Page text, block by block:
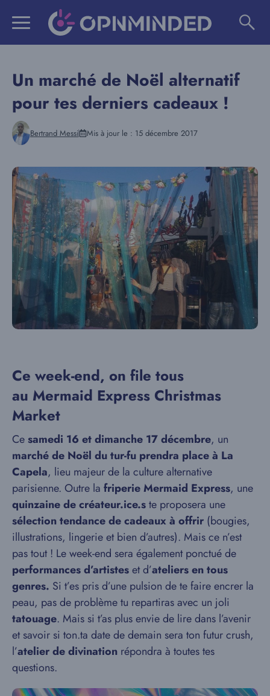
Un marché de Noël alternatif
pour tes derniers cadeaux !
Bertrand Messi Mis à jour le : 15 décembre 2017
Ce week-end, on file tous
au Mermaid Express Christmas
Market
Cesamedi 16 et dimanche 17 décembre, un
marché de Noël du tur-fu prendra place à La
Capela, lieu majeur de la culture alternative
parisienne. Outre la friperie Mermaid Express, une
quinzaine de créateur.ice.ste proposera une
sélection tendance de cadeaux à offrir (bougies,
illustrations, lingerie et bien d’autres). Mais ce n’est
pas tout ! Le week-end sera également ponctué de
performances d’artisteset d’ateliers en tous
genres. Si t’es pris d’une pulsion de te faire encrer la
peau, pas de problème tu repartiras avec un joli
tatouage. Mais si t’as plus envie de lire dans l’avenir
et savoir si ton.ta date de demain sera ton futur crush,
l’atelier de divination répondra à toutes tes
questions.